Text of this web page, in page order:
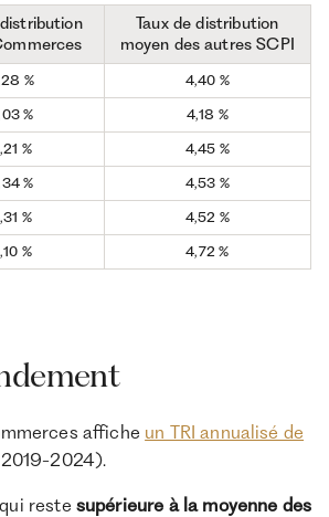
Taux de distribution
moyen des autres SCPI
% 4,40 %
% 4,18 %
% 4,45 %
% 4,53 %
% 4,52 %
% 4,72 %
affiche un TRI annualisé de
2024).
reste supérieure à la moyenne des